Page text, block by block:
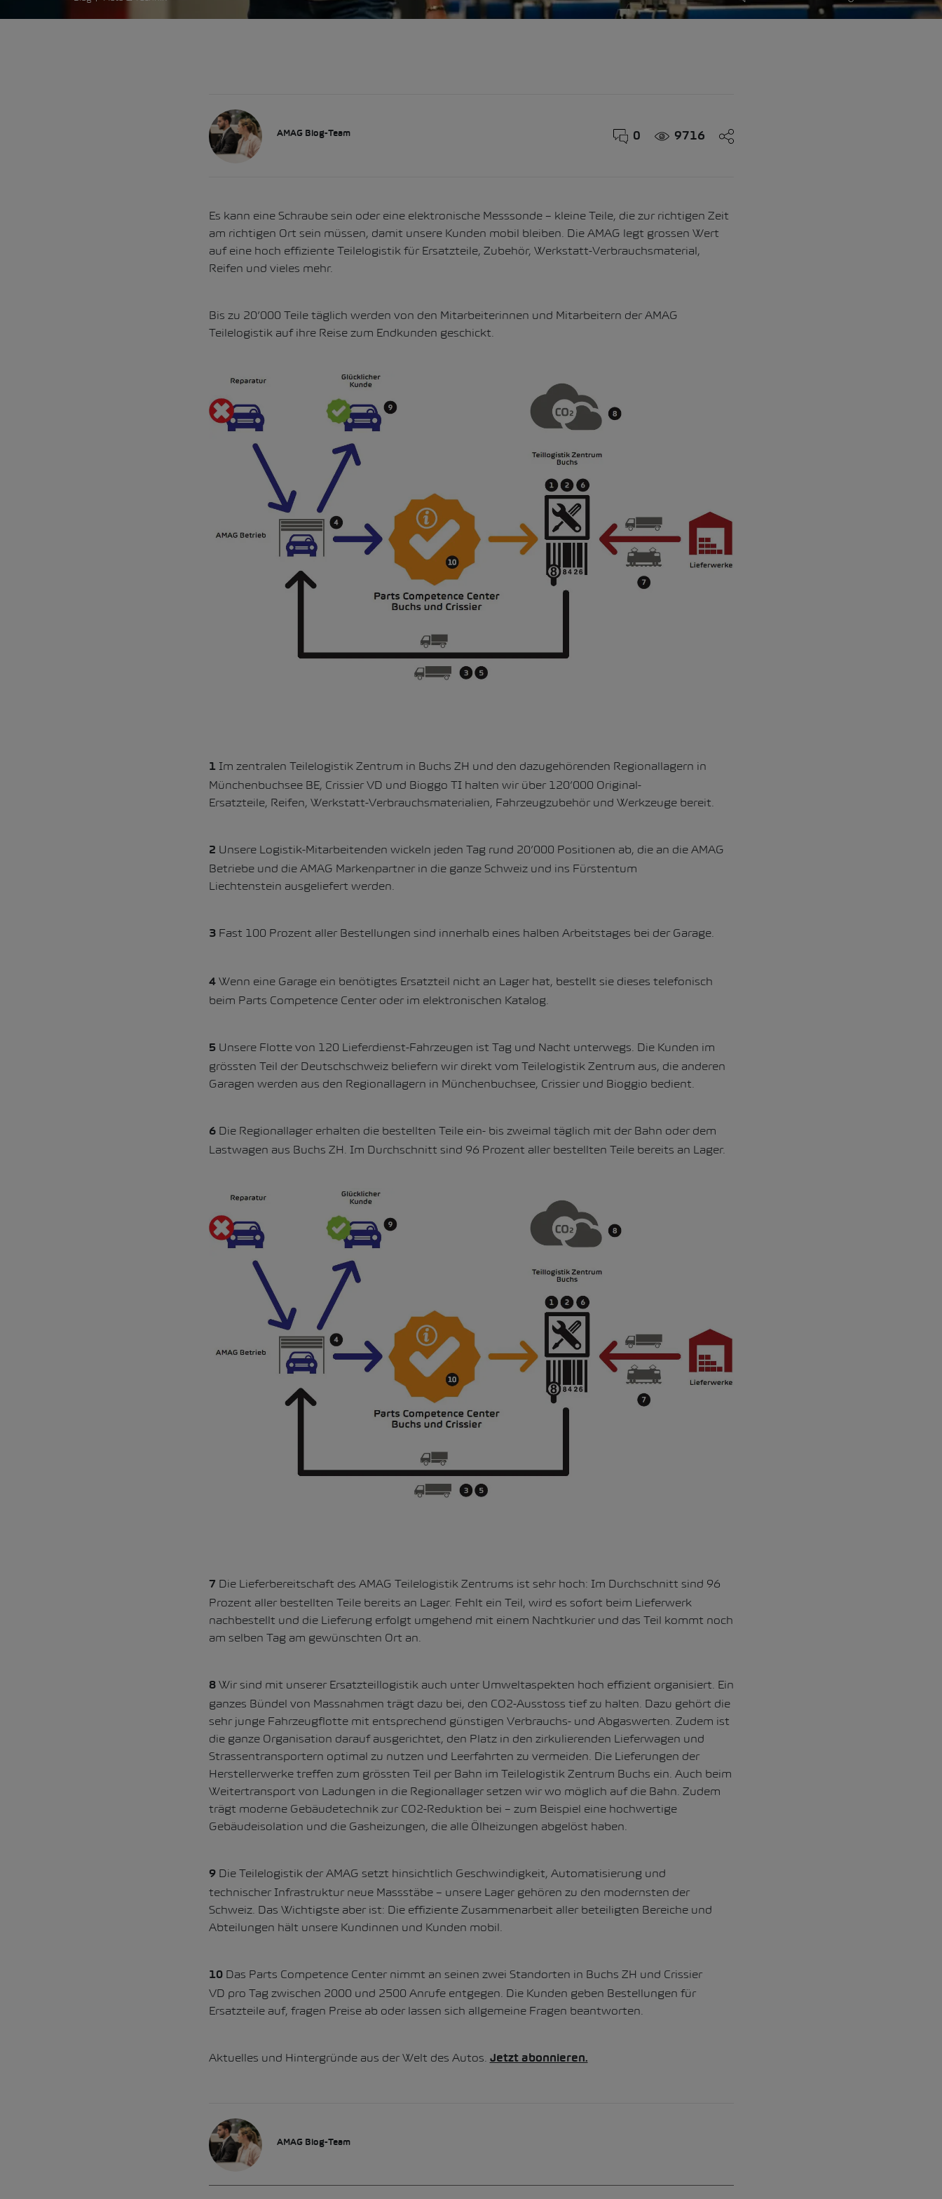
AMAG Blog-Team 0 9716
Es kann eine Schraube sein oder eine elektronische Messsonde – kleine Teile, die zur richtigen Zeit
am richtigen Ort sein müssen, damit unsere Kunden mobil bleiben. Die AMAG legt grossen Wert
auf eine hoch effiziente Teilelogistik für Ersatzteile, Zubehör, Werkstatt-Verbrauchsmaterial,
Reifen und vieles mehr.
Bis zu 20’000 Teile täglich werden von den Mitarbeiterinnen und Mitarbeitern der AMAG
Teilelogistik auf ihre Reise zum Endkunden geschickt.
1 Im zentralen Teilelogistik Zentrum in Buchs ZH und den dazugehörenden Regionallagern in
Münchenbuchsee BE, Crissier VD und Bioggo TI halten wir über 120’000 Original-
Ersatzteile, Reifen, Werkstatt-Verbrauchsmaterialien, Fahrzeugzubehör und Werkzeuge bereit.
2 Unsere Logistik-Mitarbeitenden wickeln jeden Tag rund 20’000 Positionen ab, die an die AMAG
Betriebe und die AMAG Markenpartner in die ganze Schweiz und ins Fürstentum
Liechtenstein ausgeliefert werden.
3Fast 100 Prozent aller Bestellungen sind innerhalb eines halben Arbeitstages bei der Garage.
4Wenn eine Garage ein benötigtes Ersatzteil nicht an Lager hat, bestellt sie dieses telefonisch
beim Parts Competence Center oder im elektronischen Katalog.
5Unsere Flotte von 120 Lieferdienst-Fahrzeugen ist Tag und Nacht unterwegs. Die Kunden im
grössten Teil der Deutschschweiz beliefern wir direkt vom Teilelogistik Zentrum aus, die anderen
Garagen werden aus den Regionallagern in Münchenbuchsee, Crissier und Bioggio bedient.
6Die Regionallager erhalten die bestellten Teile ein- bis zweimal täglich mit der Bahn oder dem
Lastwagen aus Buchs ZH. Im Durchschnitt sind 96 Prozent aller bestellten Teile bereits an Lager.
7 Die Lieferbereitschaft des AMAG Teilelogistik Zentrums ist sehr hoch: Im Durchschnitt sind 96
Prozent aller bestellten Teile bereits an Lager. Fehlt ein Teil, wird es sofort beim Lieferwerk
nachbestellt und die Lieferung erfolgt umgehend mit einem Nachtkurier und das Teil kommt noch
am selben Tag am gewünschten Ort an.
8Wir sind mit unserer Ersatzteillogistik auch unter Umweltaspekten hoch effizient organisiert. Ein
ganzes Bündel von Massnahmen trägt dazu bei, den CO2-Ausstoss tief zu halten. Dazu gehört die
sehr junge Fahrzeugflotte mit entsprechend günstigen Verbrauchs- und Abgaswerten. Zudem ist
die ganze Organisation darauf ausgerichtet, den Platz in den zirkulierenden Lieferwagen und
Strassentransportern optimal zu nutzen und Leerfahrten zu vermeiden. Die Lieferungen der
Herstellerwerke treffen zum grössten Teil per Bahn im Teilelogistik Zentrum Buchs ein. Auch beim
Weitertransport von Ladungen in die Regionallager setzen wir wo möglich auf die Bahn. Zudem
trägt moderne Gebäudetechnik zur CO2-Reduktion bei – zum Beispiel eine hochwertige
Gebäudeisolation und die Gasheizungen, die alle Ölheizungen abgelöst haben.
9Die Teilelogistik der AMAG setzt hinsichtlich Geschwindigkeit, Automatisierung und
technischer Infrastruktur neue Massstäbe – unsere Lager gehören zu den modernsten der
Schweiz. Das Wichtigste aber ist: Die effiziente Zusammenarbeit aller beteiligten Bereiche und
Abteilungen hält unsere Kundinnen und Kunden mobil.
10Das Parts Competence Center nimmt an seinen zwei Standorten in Buchs ZH und Crissier
VD pro Tag zwischen 2000 und 2500 Anrufe entgegen. Die Kunden geben Bestellungen für
Ersatzteile auf, fragen Preise ab oder lassen sich allgemeine Fragen beantworten.
Aktuelles und Hintergründe aus der Welt des Autos. Jetzt abonnieren.
AMAG Blog-Team